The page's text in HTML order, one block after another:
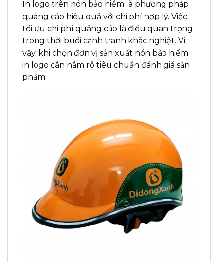
In logo trên nón bảo hiểm là phương pháp
quảng cáo hiệu quả với chi phí hợp lý. Việc
tối ưu chi phí quảng cáo là điều quan trọng
trong thời buổi cạnh tranh khắc nghiệt. Vì
vậy, khi chọn đơn vị sản xuất nón bảo hiểm
in logo cần nắm rõ tiêu chuẩn đánh giá sản
phẩm.